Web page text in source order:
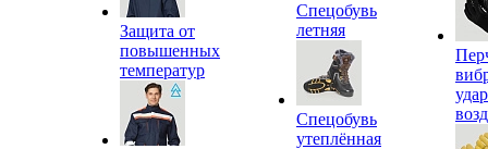
Защита от
повышенных
температур
Спецобувь
летняя
Спецобувь
утеплённая